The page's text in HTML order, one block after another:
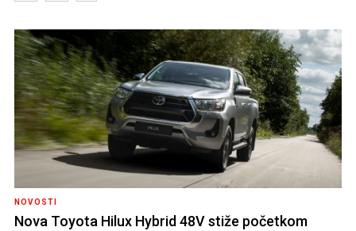
NOVOSTI
Nova Toyota Hilux Hybrid 48V stiže početkom